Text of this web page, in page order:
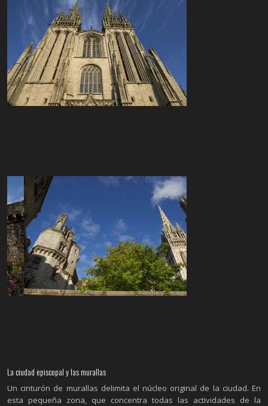
La ciudad episcopal y las murallas
Un cinturón de murallas delimita el núcleo original de la ciudad. En
esta pequeña zona, que concentra todas las actividades de la